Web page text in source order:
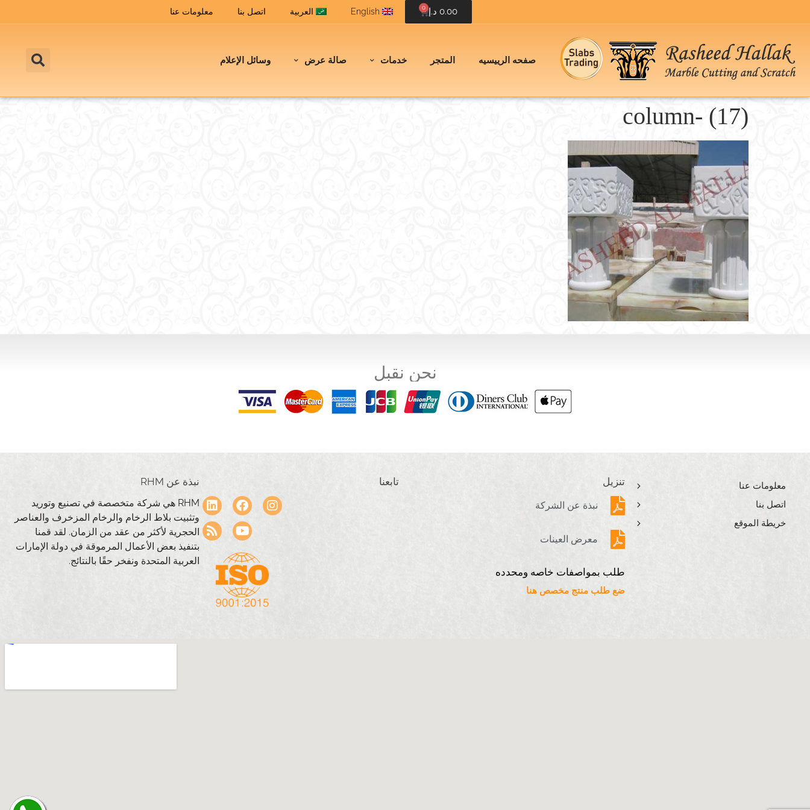
0.00 د.إ 0
English العربية اتصل بنا معلومات عنا
صفحه الرييسيه المتجر خدمات صالة عرض وسائل الإعلام
column- (17)
نحن نقبل
معلومات عنا
اتصل بنا
خريطة الموقع
تنزيل
نبذة عن الشركة
معرض العينات
طلب بمواصفات خاصه ومحدده
ضع طلب منتج مخصص هنا
تابعنا نبذة عن RHM
RHM هي شركة متخصصة في تصنيع وتوريد
وتثبيت بلاط الرخام والرخام المزخرف والعناصر
الحجرية لأكثر من عقد من الزمان. لقد قمنا
بتنفيذ بعض الأعمال المرموقة في دولة الإمارات
العربية المتحدة ونفخر حقًا بالنتائج.